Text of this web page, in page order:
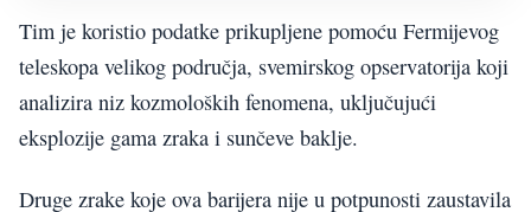
Tim je koristio podatke prikupljene pomoću Fermijevog
teleskopa velikog područja, svemirskog opservatorija koji
analizira niz kozmoloških fenomena, uključujući
eksplozije gama zraka i sunčeve baklje.
Druge zrake koje ova barijera nije u potpunosti zaustavila